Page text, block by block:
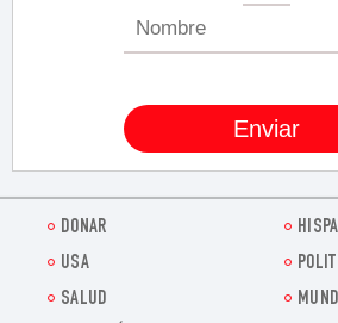
DONAR
USA
SALUD